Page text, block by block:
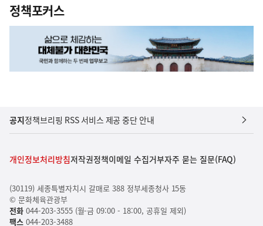
정책포커스
공지정책브리핑 RSS 서비스 제공 중단 안내
개인정보처리방침저작권정책이메일 수집거부자주 묻는 질문(FAQ)
(30119) 세종특별자치시 갈매로 388 정부세종청사 15동
© 문화체육관광부
전화044-203-3555 (월-금 09:00 - 18:00, 공휴일 제외)
팩스044-203-3488